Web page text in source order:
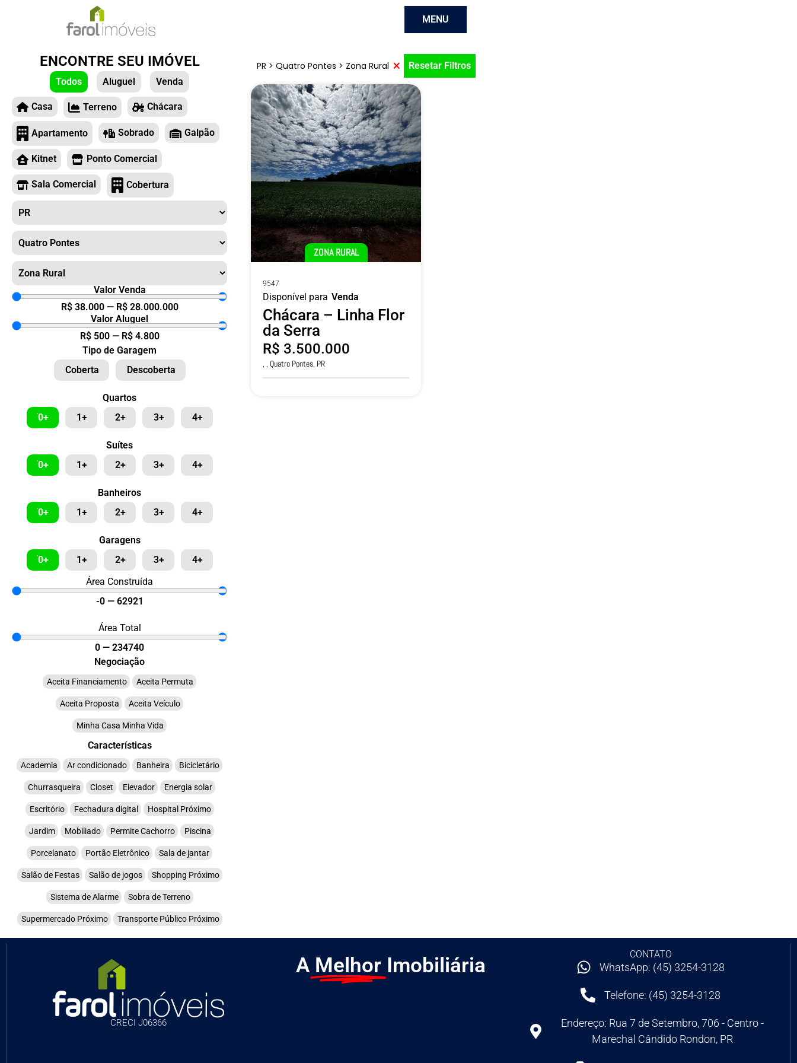
MENU
ENCONTRE SEU IMÓVEL
Todos Aluguel Venda
Casa Terreno Chácara
Apartamento Sobrado Galpão
Kitnet Ponto Comercial
Sala Comercial Cobertura
Valor Venda
R$ 38.000 — R$ 28.000.000
Valor Aluguel
R$ 500 — R$ 4.800
Tipo de Garagem
Coberta
Descoberta
Quartos
0+
1+ 2+ 3+ 4+
Suítes
0+
1+ 2+ 3+ 4+
Banheiros
0+
1+ 2+ 3+ 4+
Garagens
0+
1+ 2+ 3+
4+
Área Construída
-0 — 62921
Área Total
0 —234740
Negociação
Aceita Financiamento Aceita Permuta
Aceita Proposta Aceita Veículo
Minha Casa Minha Vida
Características
Academia Ar condicionado Banheira Bicicletário
Churrasqueira Closet Elevador Energia solar
Escritório Fechadura digital Hospital Próximo
Jardim Mobiliado Permite Cachorro Piscina
Porcelanato Portão Eletrônico Sala de jantar
Salão de Festas Salão de jogos Shopping Próximo
Sistema de Alarme Sobra de Terreno
Supermercado Próximo Transporte Público Próximo
PR > Quatro Pontes > Zona Rural × Resetar Filtros
ZONA RURAL
9547
Disponível para Venda
Chácara – Linha Flor
da Serra
R$ 3.500.000
, , Quatro Pontes, PR
CRECI J06366
A Melhor Imobiliária CONTATO
WhatsApp: (45) 3254-3128
Telefone: (45) 3254-3128
Endereço: Rua 7 de Setembro, 706 - Centro -
Marechal Cândido Rondon, PR